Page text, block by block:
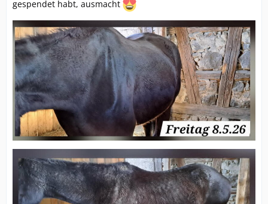
gespendet habt, ausmacht